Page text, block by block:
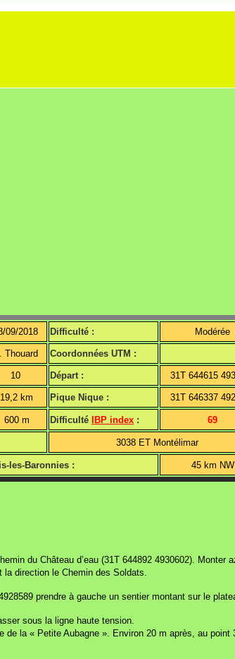
09/2018 Difficulté : Modérée
Thouard Coordonnées UTM :
10 Départ : 31T 644615
19,2 km Pique Nique : 31T 646337
600 m Difficulté IBP index : 69
3038 ET Montélimar
les-Baronnies : 45 km NW
du Château d’eau (31T 644892 4930602). Monter
la direction le Chemin des Soldats.
prendre à gauche un sentier montant sur le
sous la ligne haute tension.
la « Petite Aubagne ». Environ 20 m après, au